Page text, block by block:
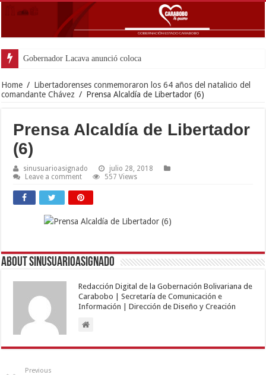
Gobernador Lacava anunció colocación de más de m
Home / Libertadorenses conmemoraron los 64 años del natalicio del
comandante Chávez / Prensa Alcaldía de Libertador (6)
Prensa Alcaldía de Libertador
(6)
sinusuarioasignado
julio 28, 2018
Leave a comment
557 Views
About sinusuarioasignado
Redacción Digital de la Gobernación Bolivariana de
Carabobo | Secretaría de Comunicación e
Información | Dirección de Diseño y Creación
Previous